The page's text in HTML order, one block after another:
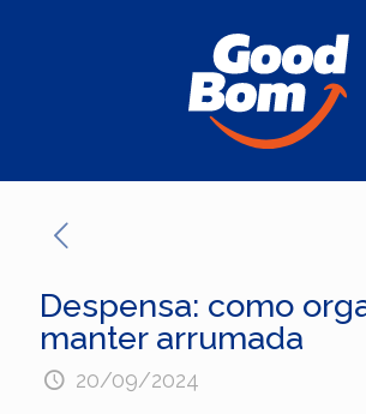
Despensa: como
manter arrumada
20/09/2024